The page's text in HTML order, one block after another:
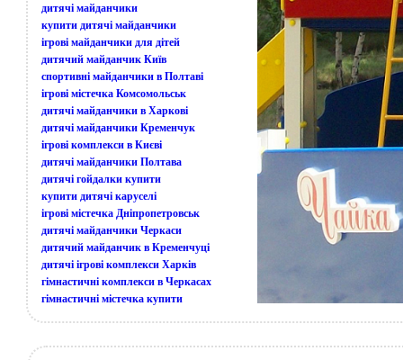
дитячі майданчики
купити дитячі майданчики
ігрові майданчики для дітей
дитячий майданчик Київ
спортивні майданчики в Полтаві
ігрові містечка Комсомольськ
дитячі майданчики в Харкові
дитячі майданчики Кременчук
ігрові комплекси в Києві
дитячі майданчики Полтава
дитячі гойдалки купити
купити дитячі каруселі
ігрові містечка Дніпропетровськ
дитячі майданчики Черкаси
дитячий майданчик в Кременчуці
дитячі ігрові комплекси Харків
гімнастичні комплекси в Черкасах
гімнастичні містечка купити